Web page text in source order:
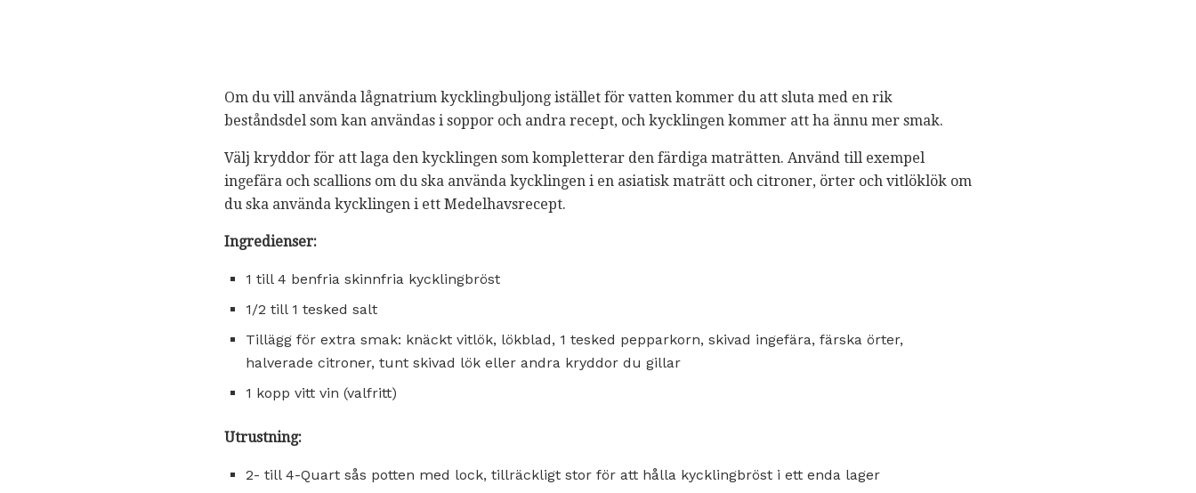
Om du vill använda lågnatrium kycklingbuljong istället för vatten kommer du att sluta med en rik
beståndsdel som kan användas i soppor och andra recept, och kycklingen kommer att ha ännu mer smak.
Välj kryddor för att laga den kycklingen som kompletterar den färdiga maträtten. Använd till exempel
ingefära och scallions om du ska använda kycklingen i en asiatisk maträtt och citroner, örter och vitlöklök om
du ska använda kycklingen i ett Medelhavsrecept.
Ingredienser:
1 till 4 benfria skinnfria kycklingbröst
1/2 till 1 tesked salt
Tillägg för extra smak: knäckt vitlök, lökblad, 1 tesked pepparkorn, skivad ingefära, färska örter,
halverade citroner, tunt skivad lök eller andra kryddor du gillar
1 kopp vitt vin (valfritt)
Utrustning:
2- till 4-Quart sås potten med lock, tillräckligt stor för att hålla kycklingbröst i ett enda lager